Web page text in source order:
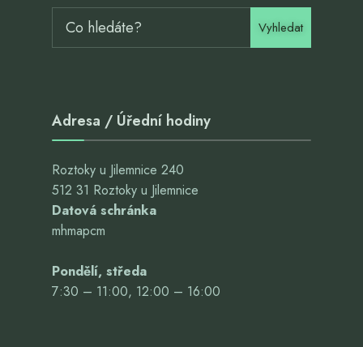
Vyhledat
Adresa / Úřední hodiny
Roztoky u Jilemnice 240
512 31 Roztoky u Jilemnice
Datová schránka
mhmapcm
Pondělí, středa
7:30 – 11:00, 12:00 – 16:00